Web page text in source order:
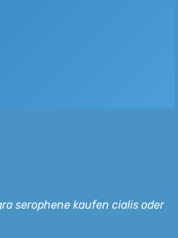
serophene kaufen cialis oder